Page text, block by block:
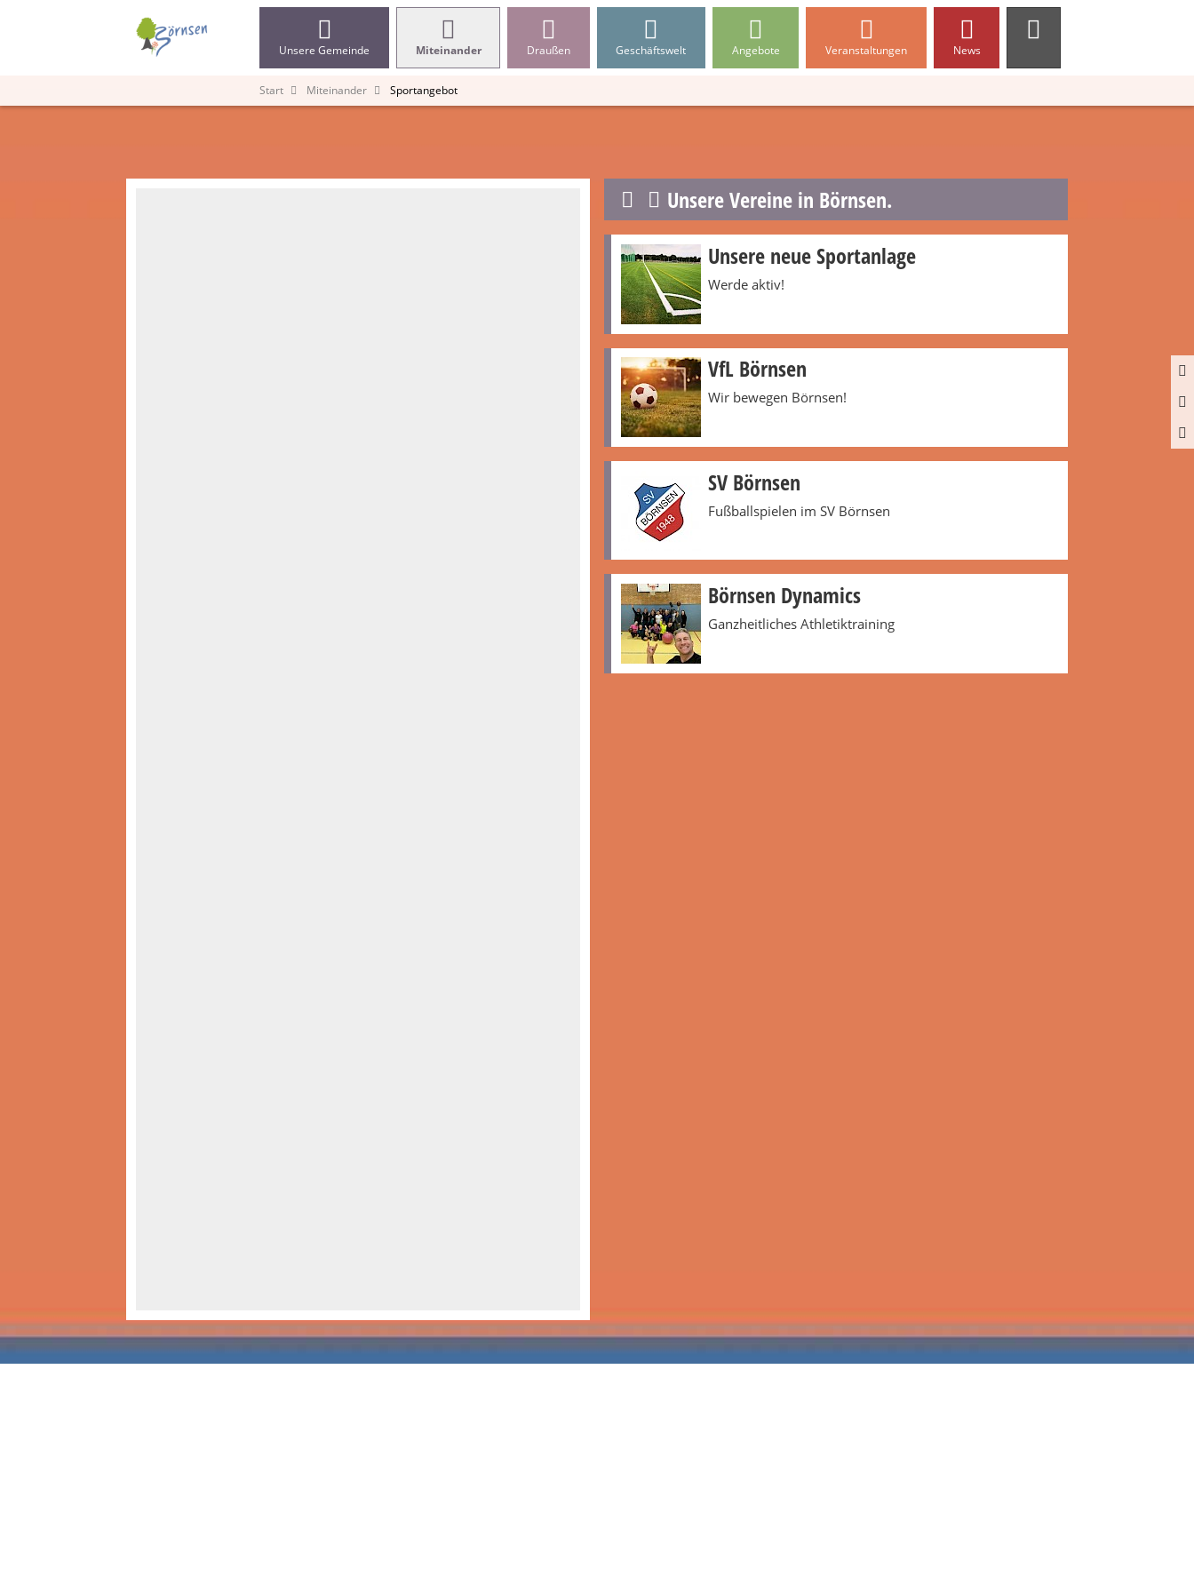
Unsere Gemeinde Miteinander Draußen Geschäftswelt Angebote Veranstaltungen News
Start Miteinander Sportangebot
Unsere Vereine in Börnsen.
Unsere neue Sportanlage
Werde aktiv!
VfL Börnsen
Wir bewegen Börnsen!
SV Börnsen
Fußballspielen im SV Börnsen
Börnsen Dynamics
Ganzheitliches Athletiktraining